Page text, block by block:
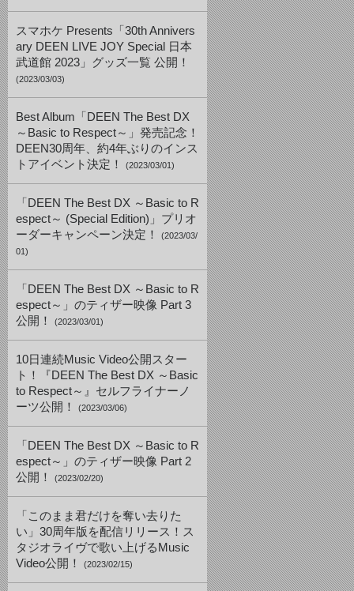
スマホケ Presents「30th Annivers
ary DEEN LIVE JOY Special 日本
武道館 2023」グッズ一覧 公開！
(2023/03/03)
Best Album「DEEN The Best DX
～Basic to Respect～」発売記念！
DEEN30周年、約4年ぶりのインス
トアイベント決定！
(2023/03/01)
「DEEN The Best DX ～Basic to R
espect～ (Special Edition)」プリオ
ーダーキャンペーン決定！
(2023/03/
01)
「DEEN The Best DX ～Basic to R
espect～」のティザー映像 Part 3
公開！
(2023/03/01)
10日連続Music Video公開スター
ト！『DEEN The Best DX ～Basic
to Respect～』セルフライナーノ
ーツ公開！
(2023/03/06)
「DEEN The Best DX ～Basic to R
espect～」のティザー映像 Part 2
公開！
(2023/02/20)
「このまま君だけを奪い去りた
い」30周年版を配信リリース！ス
タジオライヴで歌い上げるMusic
Video公開！
(2023/02/15)